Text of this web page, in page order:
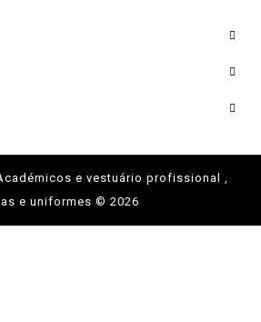
e vestuário profissional ,
e uniformes © 2026